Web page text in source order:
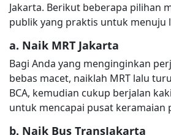
Jakarta. Berikut beberapa pilihan
publik yang praktis untuk menuju
a. Naik MRT Jakarta
Bagi Anda yang menginginkan
bebas macet, naiklah MRT lalu
BCA, kemudian cukup berjalan
untuk mencapai pusat keramaian
b. Naik Bus TransJakarta